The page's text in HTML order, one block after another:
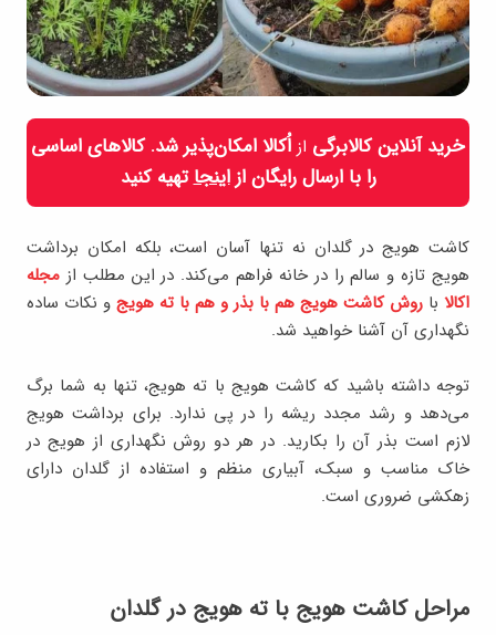
خرید آنلاین کالابرگی از اُکالا امکان‌پذیر شد. کالاهای اساسی
را با ارسال رایگان ازاینجاتهیه کنید
کاشت هویج در گلدان نه تنها آسان است، بلکه امکان برداشت
هویج تازه و سالم را در خانه فراهم می‌کند. در این مطلب از مجله
اکالا با روش کاشت هویج هم با بذر و هم با ته هویج و نکات ساده
نگهداری آن آشنا خواهید شد.
توجه داشته باشید که کاشت هویج با ته هویج، تنها به شما برگ
می‌دهد و رشد مجدد ریشه را در پی ندارد. برای برداشت هویج
لازم است بذر آن را بکارید. در هر دو روش نگهداری از هویج در
خاک مناسب و سبک، آبیاری منظم و استفاده از گلدان دارای
زهکشی ضروری است.
مراحل کاشت هویج با ته هویج در گلدان